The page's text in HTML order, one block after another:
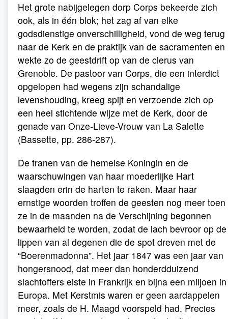
Het grote nabijgelegen dorp Corps bekeerde zich
ook, als in één blok; het zag af van elke
godsdienstige onverschilligheid, vond de weg terug
naar de Kerk en de praktijk van de sacramenten en
wekte zo de geestdrift op van de clerus van
Grenoble. De pastoor van Corps, die een interdict
opgelopen had wegens zijn schandalige
levenshouding, kreeg spijt en verzoende zich op
een heel stichtende wijze met de Kerk, door de
genade van Onze-Lieve-Vrouw van La Salette
(Bassette, pp. 286-287).
De tranen van de hemelse Koningin en de
waarschuwingen van haar moederlijke Hart
slaagden erin de harten te raken. Maar haar
ernstige woorden troffen de geesten nog meer toen
ze in de maanden na de Verschijning begonnen
bewaarheid te worden, zodat de lach bevroor op de
lippen van al degenen die de spot dreven met de
“Boerenmadonna”. Het jaar 1847 was een jaar van
hongersnood, dat meer dan honderdduizend
slachtoffers eiste in Frankrijk en bijna een miljoen in
Europa. Met Kerstmis waren er geen aardappelen
meer, zoals de H. Maagd voorspeld had. Precies